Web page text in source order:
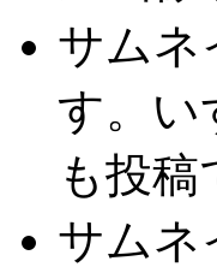
サムネ
す。い
も投稿
サムネ